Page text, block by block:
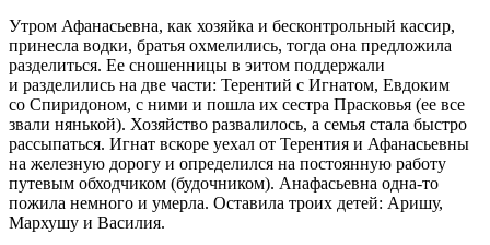
Утром Афанасьевна, как хозяйка и бесконтрольный кассир,
принесла водки, братья охмелились, тогда она предложила
разделиться. Ее сношенницы в эитом поддержали
и разделились на две части: Терентий с Игнатом, Евдоким
со Спиридоном, с ними и пошла их сестра Прасковья (ее все
звали нянькой). Хозяйство развалилось, а семья стала быстро
рассыпаться. Игнат вскоре уехал от Терентия и Афанасьевны
на железную дорогу и определился на постоянную работу
путевым обходчиком (будочником). Анафасьевна одна-то
пожила немного и умерла. Оставила троих детей: Аришу,
Мархушу и Василия.